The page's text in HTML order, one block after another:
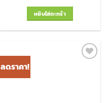
หยิบใส่ตะกร้า
ลดราคา!